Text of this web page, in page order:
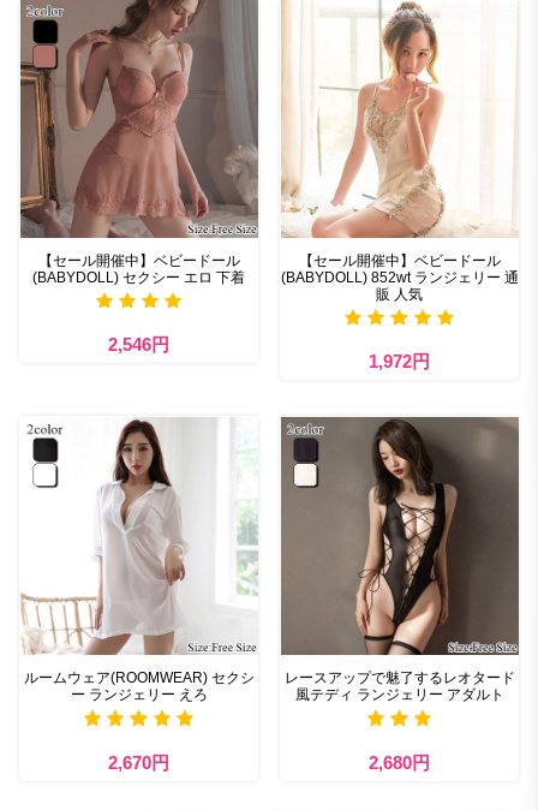
【セール開催中】ベビードール
(BABYDOLL) セクシー エロ 下着
2,546円
【セール開催中】ベビードール
(BABYDOLL) 852wt ランジェリー 通
販 人気
1,972円
ルームウェア(ROOMWEAR) セクシ
ー ランジェリー えろ
2,670円
レースアップで魅了するレオタード
風テディ ランジェリー アダルト
2,680円